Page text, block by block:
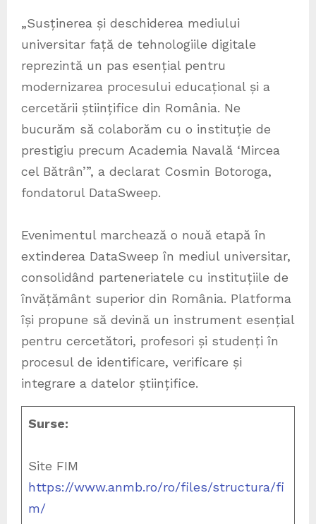
„Susținerea și deschiderea mediului
universitar față de tehnologiile digitale
reprezintă un pas esențial pentru
modernizarea procesului educațional și a
cercetării științifice din România. Ne
bucurăm să colaborăm cu o instituție de
prestigiu precum Academia Navală ‘Mircea
cel Bătrân’”, a declarat Cosmin Botoroga,
fondatorul DataSweep.
Evenimentul marchează o nouă etapă în
extinderea DataSweep în mediul universitar,
consolidând parteneriatele cu instituțiile de
învățământ superior din România. Platforma
își propune să devină un instrument esențial
pentru cercetători, profesori și studenți în
procesul de identificare, verificare și
integrare a datelor științifice.
Surse:
Site FIM
https://www.anmb.ro/ro/files/structura/fi
m/